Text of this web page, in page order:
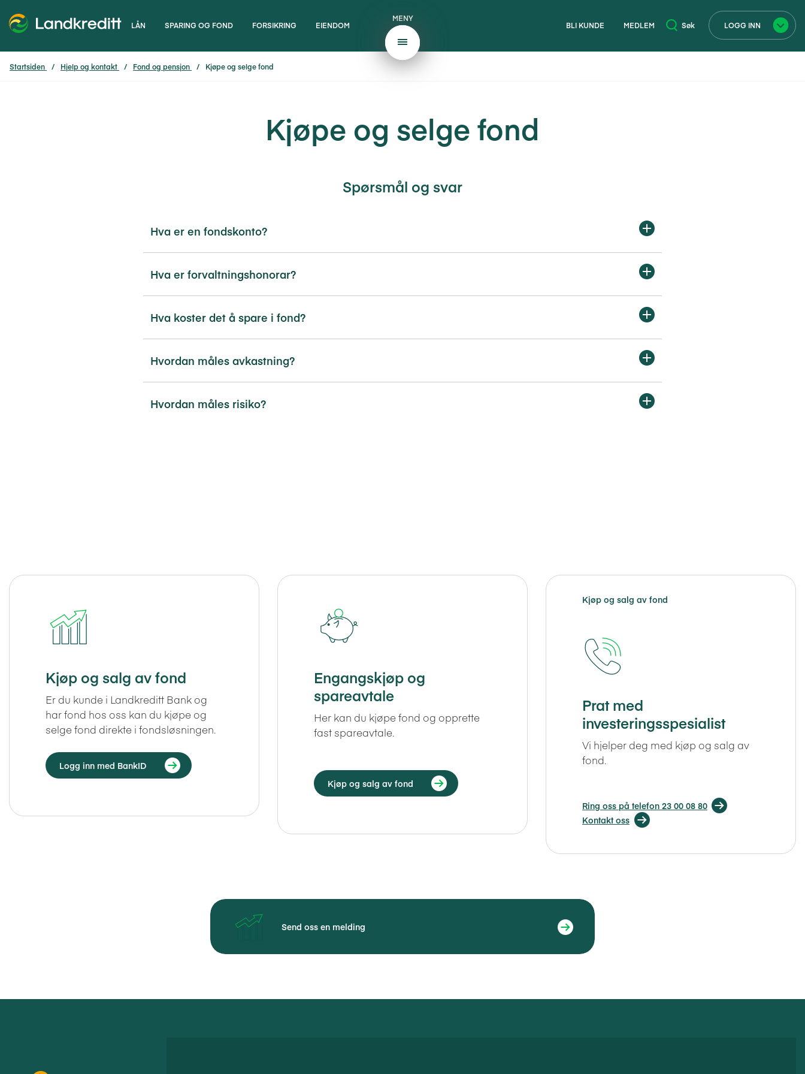
LÅN SPARING OG FOND FORSIKRING EIENDOM
MENY
BLI KUNDE MEDLEM Søk LOGG INN
Startsiden Hjelp og kontakt Fond og pensjon Kjøpe og selge fond
Kjøpe og selge fond
Spørsmål og svar
Hva er en fondskonto?
Hva er forvaltningshonorar?
Hva koster det å spare i fond?
Hvordan måles avkastning?
Hvordan måles risiko?
Kjøp og salg av fond
Er du kunde i Landkreditt Bank og
har fond hos oss kan du kjøpe og
selge fond direkte i fondsløsningen.
Logg inn med BankID
Engangskjøp og
spareavtale
Her kan du kjøpe fond og opprette
fast spareavtale.
Kjøp og salg av fond
Kjøp og salg av fond
Prat med
investeringsspesialist
Vi hjelper deg med kjøp og salg av
fond.
Ring oss på telefon 23 00 08 80
Kontakt oss
Send oss en melding